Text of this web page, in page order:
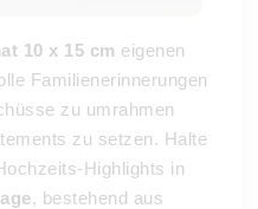
10 x 15 cm eigenen
Familienerinnerungen
zu umrahmen
zu setzen. Halte
Highlights in
, bestehend aus